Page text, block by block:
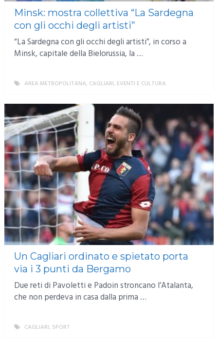
Minsk: mostra collettiva “La Sardegna
con gli occhi degli artisti”
“La Sardegna con gli occhi degli artisti”, in corso a
Minsk, capitale della Bielorussia, la …
AREA METROPOLITANA, CAGLIARI, EVENTI E CULTURA
Un Cagliari ordinato e spietato porta
via i 3 punti da Bergamo
Due reti di Pavoletti e Padoin stroncano l’Atalanta,
che non perdeva in casa dalla prima …
CAGLIARI, SPORT